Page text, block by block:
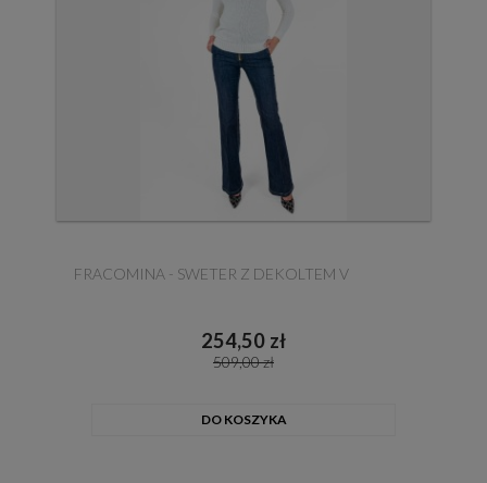
FRACOMINA - SWETER Z DEKOLTEM V
254,50 zł
509,00 zł
DO KOSZYKA